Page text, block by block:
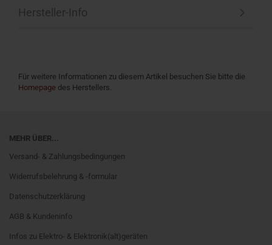
Hersteller-Info
Für weitere Informationen zu diesem Artikel besuchen Sie bitte die
Homepage des Herstellers.
MEHR ÜBER...
Versand- & Zahlungsbedingungen
Widerrufsbelehrung & -formular
Datenschutzerklärung
AGB & Kundeninfo
Infos zu Elektro- & Elektronik(alt)geräten